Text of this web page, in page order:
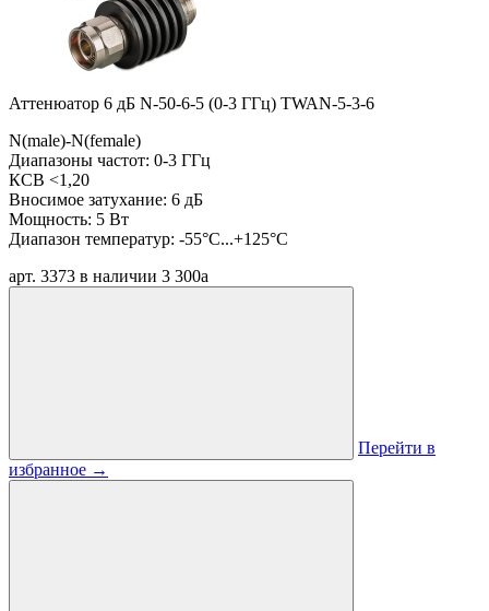
Аттенюатор 6 дБ N-50-6-5 (0-3 ГГц) TWAN-5-3-6
N(male)-N(female)
Диапазоны частот: 0-3 ГГц
КСВ <1,20
Вносимое затухание: 6 дБ
Мощность: 5 Вт
Диапазон температур: -55°C...+125°C
арт. 3373 в наличии 3 300a
Перейти в
избранное →